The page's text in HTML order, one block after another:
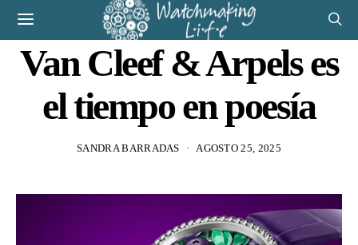
Van Cleef & Arpels es
el tiempo en poesía
SANDRA BARRADAS AGOSTO 25, 2025